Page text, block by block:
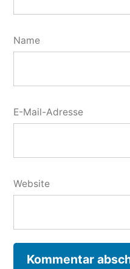
Name
E-Mail-Adresse
Website